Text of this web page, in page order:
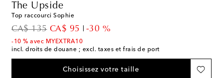
The Upside
Top raccourci Sophie
CA$ 135
original price
CA$ 95
discount price
-30 %
-10 % avec MYEXTRA10
incl. droits de douane ; excl. taxes et frais de port
Choisissez votre taille